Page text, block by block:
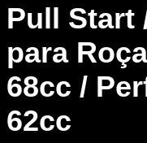
Pull Start
para
68cc /
62cc